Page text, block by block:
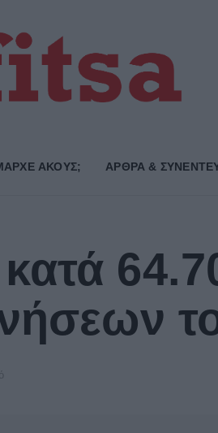
ΑΚΟΥΣ; ΑΡΘΡΑ &